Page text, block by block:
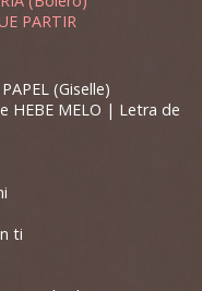
PARTIR
(Giselle)
HEBE MELO | Letra de
ti